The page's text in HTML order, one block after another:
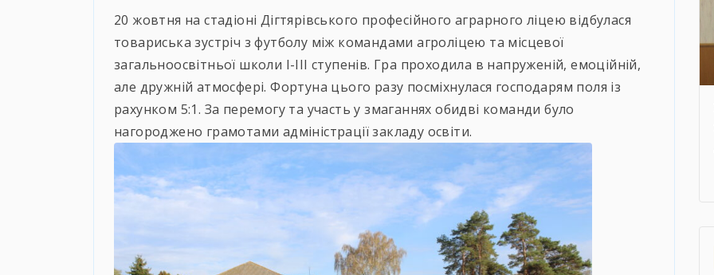
20 жовтня на стадіоні Дігтярівського професійного аграрного ліцею відбулася
товариська зустріч з футболу між командами агроліцею та місцевої
загальноосвітньої школи І-ІІІ ступенів. Гра проходила в напруженій, емоційній,
але дружній атмосфері. Фортуна цього разу посміхнулася господарям поля із
рахунком 5:1. За перемогу та участь у змаганнях обидві команди було
нагороджено грамотами адміністрації закладу освіти.